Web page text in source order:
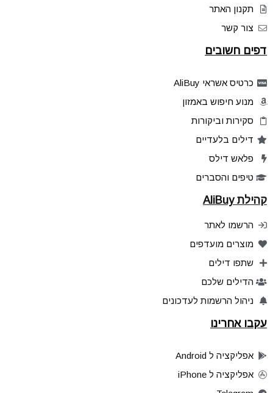
תקנון האתר
צור קשר
דפים חשובים
כרטיס אשראי AliBuy
מנוע חיפוש באמזון
סקירות וביקורות
דילים בלעדיים
פלאש דילס
טיפים והסברים
קהילת AliBuy
הרשמו לאתר
מוצרים מועדפים
שתפו דילים
הדילים שלכם
ניהול הרשמות לעדכונים
עקבו אחרינו
אפליקציה ל Android
אפליקציה ל iPhone